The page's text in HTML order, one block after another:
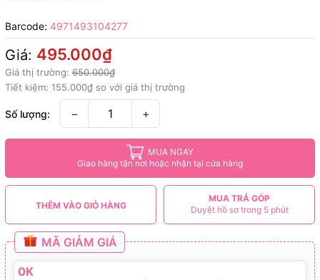
Barcode: 4971493104277
Giá: 495.000₫
Giá thị trường: 650.000₫
Tiết kiệm: 155.000₫ so với giá thị trường
Số lượng: − +
MUA NGAY
Giao hàng tận nơi hoặc nhận tại cửa hàng
THÊM VÀO GIỎ HÀNG
MUA TRẢ GÓP
Duyệt hồ sơ trong 5 phút
MÃ GIẢM GIÁ
0K